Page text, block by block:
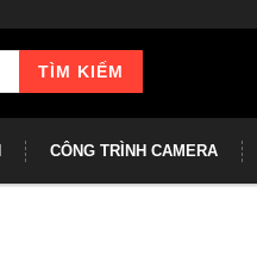
TÌM KIẾM
CÔNG TRÌNH CAMERA